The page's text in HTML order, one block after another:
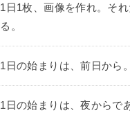
1日1枚、画像を作れ。そ
る。
1日の始まりは、前日から。
1日の始まりは、夜からで